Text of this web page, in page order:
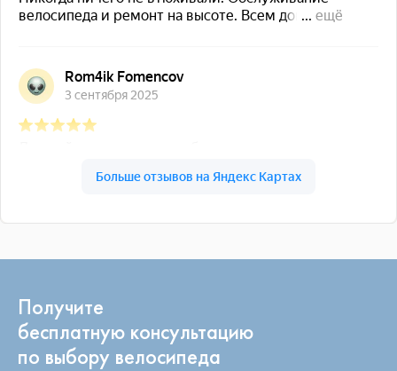
Получите
бесплатную консультацию
по выбору велосипеда